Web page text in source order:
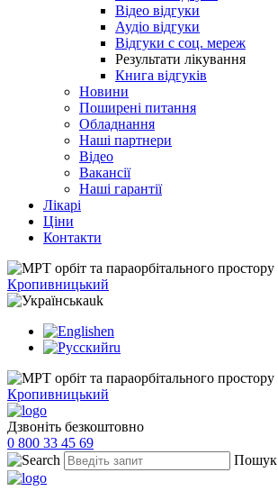
Відео відгуки
Аудіо відгуки
Відгуки с соц. мереж
Результати лікування
Книга відгуків
Новини
Поширені питання
Обладнання
Наші партнери
Відео
Вакансії
Наші гарантії
Лікарі
Ціни
Контакти
Кропивницький
uk
en
ru
Кропивницький
Дзвоніть безкоштовно
0 800 33 45 69
Пошук